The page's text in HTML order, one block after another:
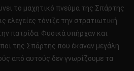
το μαχητικό πνεύμα της Σπάρτης
ελεγείες τόνιζε την στρατιωτική
πατρίδα. Φυσικά υπήρχαν και
της Σπάρτης που έκαναν μεγάλη
από αυτούς δεν γνωρίζουμε τα